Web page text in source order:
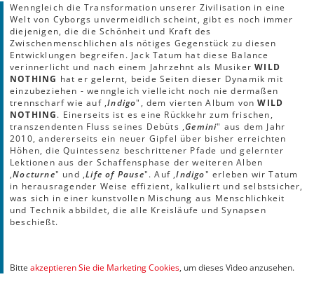
Wenngleich die Transformation unserer Zivilisation in eine
Welt von Cyborgs unvermeidlich scheint, gibt es noch immer
diejenigen, die die Schönheit und Kraft des
Zwischenmenschlichen als nötiges Gegenstück zu diesen
Entwicklungen begreifen. Jack Tatum hat diese Balance
verinnerlicht und nach einem Jahrzehnt als MusikerWILD
NOTHING hat er gelernt, beide Seiten dieser Dynamik mit
einzubeziehen - wenngleich vielleicht noch nie dermaßen
trennscharf wie auf ,Indigo", dem vierten Album vonWILD
NOTHING. Einerseits ist es eine Rückkehr zum frischen,
transzendenten Fluss seines Debüts ,Gemini" aus dem Jahr
2010, andererseits ein neuer Gipfel über bisher erreichten
Höhen, die Quintessenz beschrittener Pfade und gelernter
Lektionen aus der Schaffensphase der weiteren Alben
,Nocturne" und ,Life of Pause". Auf ,Indigo" erleben wir Tatum
in herausragender Weise effizient, kalkuliert und selbstsicher,
was sich in einer kunstvollen Mischung aus Menschlichkeit
und Technik abbildet, die alle Kreisläufe und Synapsen
beschießt.
Bitte akzeptieren Sie die Marketing Cookies, um dieses Video anzusehen.